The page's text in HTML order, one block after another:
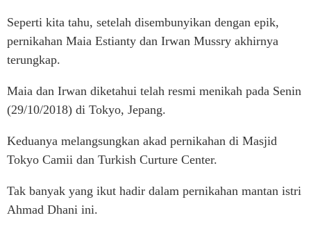
Seperti kita tahu, setelah disembunyikan dengan epik,
pernikahan Maia Estianty dan Irwan Mussry akhirnya
terungkap.
Maia dan Irwan diketahui telah resmi menikah pada Senin
(29/10/2018) di Tokyo, Jepang.
Keduanya melangsungkan akad pernikahan di Masjid
Tokyo Camii dan Turkish Curture Center.
Tak banyak yang ikut hadir dalam pernikahan mantan istri
Ahmad Dhani ini.